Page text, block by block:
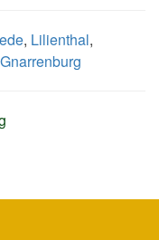
, Lilienthal,
Gnarrenburg